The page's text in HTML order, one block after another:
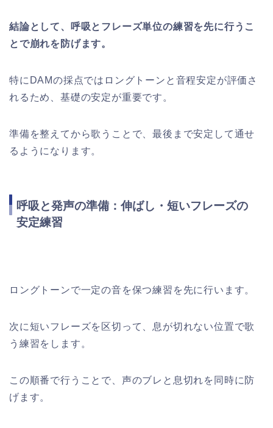
結論として、呼吸とフレーズ単位の練習を先に行うこ
とで崩れを防げます。
特にDAMの採点ではロングトーンと音程安定が評価さ
れるため、基礎の安定が重要です。
準備を整えてから歌うことで、最後まで安定して通せ
るようになります。
呼吸と発声の準備：伸ばし・短いフレーズの
安定練習
ロングトーンで一定の音を保つ練習を先に行います。
次に短いフレーズを区切って、息が切れない位置で歌
う練習をします。
この順番で行うことで、声のブレと息切れを同時に防
げます。